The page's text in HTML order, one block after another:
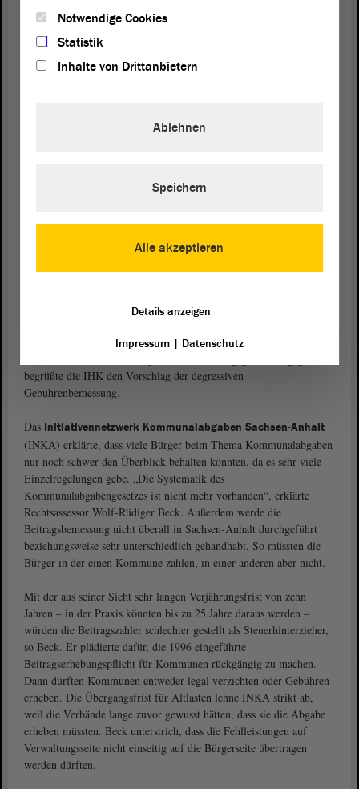
nur begrüßen. Es sei für den Bürger nicht nachvollziehbar, dass er
heute für einen Straßenausbau vor 20 Jahren Abgaben leisten soll.
Daher lehnt der VDG die Übergangsfrist für Altfälle kategorisch ab.
Fischer sagte, die Frist sei rein fiskalisch motiviert und
Grundstückseigentümer, die in den 1990er Jahren schon einmal
gezahlt hätten, noch einmal zu Zahlungen herangezogen werden
Ähnlich sieht das dieIndustrie- und Handelskammer Halle-
die Übergangsfrist für Altfälle sogar noch kürzer zu halten als im
jetzigen Gesetzentwurf geplant. Scholtyssek sagte, die Kommunen
einzuholen. Es könne von Unternehmen nicht verlangt werden, dass
Höhe nicht wüssten. Unternehmen bräuchten Planungssicherheit und
begrüßte die IHK den Vorschlag der degressiven
Gebührenbemessung.
Das Initiativennetzwerk Kommunalabgaben Sachsen-Anhalt
(INKA) erklärte, dass viele Bürger beim Thema Kommunalabgaben
nur noch schwer den Überblick behalten könnten, da es sehr viele
Einzelregelungen gebe. „Die Systematik des
Kommunalabgabengesetzes ist nicht mehr vorhanden“, erklärte
Rechtsassessor Wolf-Rüdiger Beck. Außerdem werde die
Beitragsbemessung nicht überall in Sachsen-Anhalt durchgeführt
beziehungsweise sehr unterschiedlich gehandhabt. So müssten die
Bürger in der einen Kommune zahlen, in einer anderen aber nicht.
Mit der aus seiner Sicht sehr langen Verjährungsfrist von zehn
Jahren – in der Praxis könnten bis zu 25 Jahre daraus werden –
würden die Beitragszahler schlechter gestellt als Steuerhinterzieher,
so Beck. Er plädierte dafür, die 1996 eingeführte
Beitragserhebungspflicht für Kommunen rückgängig zu machen.
Dann dürften Kommunen entweder legal verzichten oder Gebühren
erheben. Die Übergangsfrist für Altlasten lehne INKA strikt ab,
weil die Verbände lange zuvor gewusst hätten, dass sie die Abgabe
erheben müssten. Beck unterstrich, dass die Fehlleistungen auf
Verwaltungsseite nicht einseitig auf die Bürgerseite übertragen
werden dürften.
Notwendige Cookies
Statistik
Inhalte von Drittanbietern
Alle akzeptieren
Ablehnen
Speichern
Details anzeigen
Impressum| Datenschutz